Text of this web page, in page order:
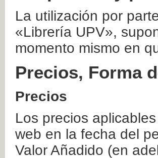
La utilización por
«Librería UPV»,
momento mismo en
Precios, Forma
Precios
Los precios
web en la fecha del
Valor Añadido (en